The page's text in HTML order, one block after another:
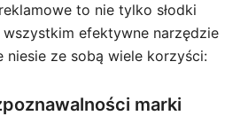
to nie tylko słodki
efektywne narzędzie
niesie ze sobą wiele korzyści:
marki